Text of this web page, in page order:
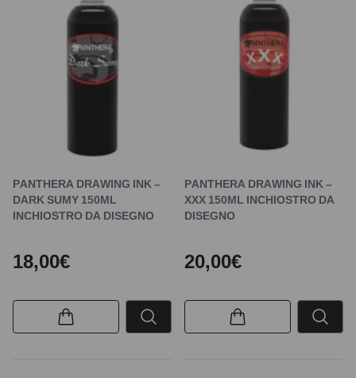
PANTHERA DRAWING INK –
DARK SUMY 150ML
INCHIOSTRO DA DISEGNO
18,00€
PANTHERA DRAWING INK –
XXX 150ML INCHIOSTRO DA
DISEGNO
20,00€